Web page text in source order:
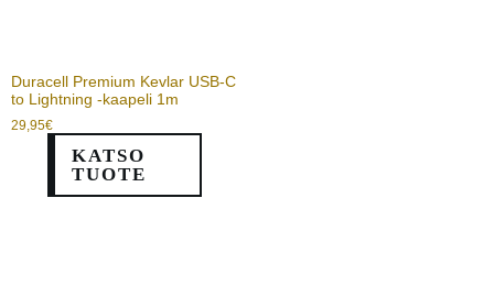
Duracell Premium Kevlar USB-C
to Lightning -kaapeli 1m
29,95€
KATSO
TUOTE